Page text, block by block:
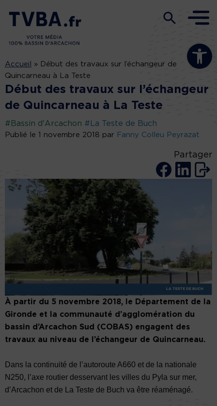
Ouvrir la
Accueil »
Début des travaux sur l’échangeur de
Quincarneau à La Teste
Début des travaux sur l’échangeur
de Quincarneau à La Teste
#Bassin d'Arcachon #La Teste de Buch
Publié le 1 novembre 2018 par Fanny Colleu Peyrazat
Partager
À partir du 5 novembre 2018, le Département de la
Gironde et la communauté d’agglomération du
bassin d’Arcachon Sud (COBAS) engagent des
travaux au niveau de l’échangeur de Quincarneau.
Dans la continuité de l’autoroute A660 et de la nationale
N250, l’axe routier desservant les villes du Pyla sur mer,
d’Arcachon et de La Teste de Buch va être réaménagé.